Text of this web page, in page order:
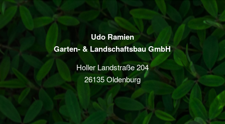
Udo Ramien
Garten- & Landschaftsbau GmbH
Holler Landstraße 204
26135 Oldenburg